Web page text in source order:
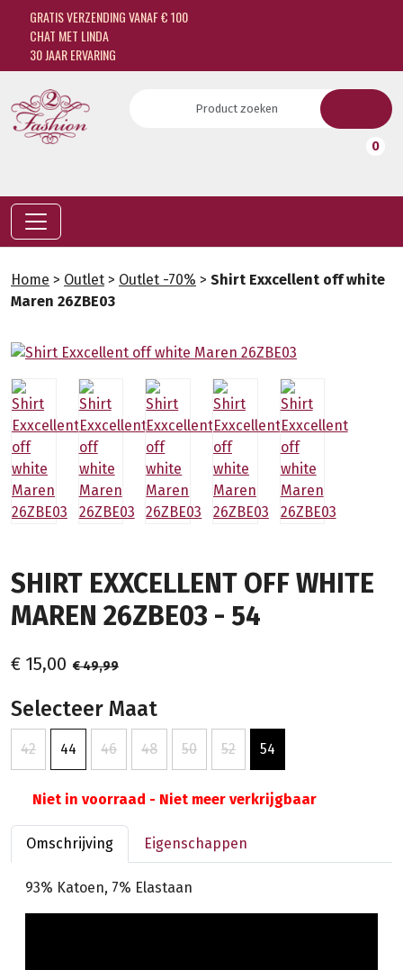
GRATIS VERZENDING VANAF € 100
CHAT MET LINDA
30 JAAR ERVARING
0
Home > Outlet > Outlet -70% > Shirt Exxcellent off white
Maren 26ZBE03
SHIRT EXXCELLENT OFF WHITE
MAREN 26ZBE03 - 54
€ 15,00 € 49,99
Selecteer Maat
42 44 46 48 50 52 54
Niet in voorraad - Niet meer verkrijgbaar
Omschrijving Eigenschappen
93% Katoen, 7% Elastaan